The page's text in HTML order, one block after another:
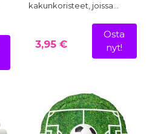
kakunkoristeet, joissa…
3,95 €
Osta
nyt!